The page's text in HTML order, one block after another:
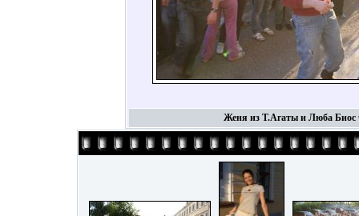
Женя из Т.Агаты и Люба Биос